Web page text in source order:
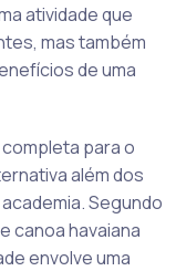
atividade que
mas também
de uma
para o
além dos
Segundo
canoa havaiana
envolve uma